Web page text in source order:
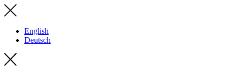
English
Deutsch